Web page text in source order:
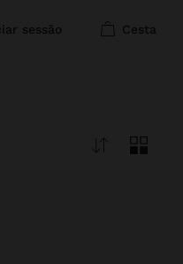
sessão cesta